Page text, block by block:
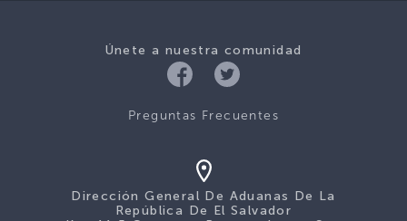
Únete a nuestra comunidad
Preguntas Frecuentes
Dirección General De Aduanas De La
República De El Salvador